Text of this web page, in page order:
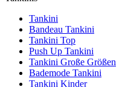
Tankini
Bandeau Tankini
Tankini Top
Push Up Tankini
Tankini Große Größen
Bademode Tankini
Tankini Kinder